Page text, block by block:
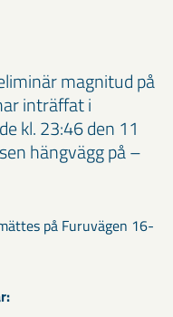
magnitud på
inträffat i
kl. 23:46 den 11
hängvägg på –
på Furuvägen 16-